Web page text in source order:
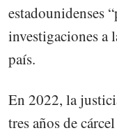
estadounidenses
investigaciones a
país.
En 2022, la
tres años de